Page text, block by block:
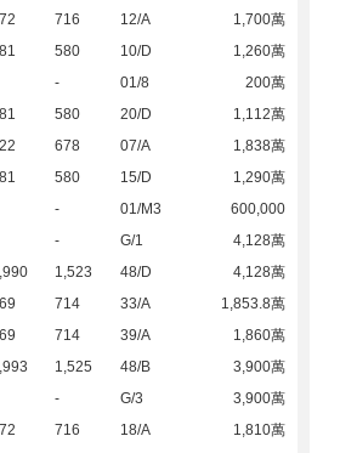
716 12/A
1,700萬
580 10/D
1,260萬
- 01/8
200萬
580 20/D
1,112萬
678 07/A
1,838萬
580 15/D
1,290萬
- 01/M3
600,000
- G/1
4,128萬
1,523 48/D
4,128萬
714 33/A
1,853.8萬
714 39/A
1,860萬
1,525 48/B
3,900萬
- G/3
3,900萬
716 18/A 1,810萬